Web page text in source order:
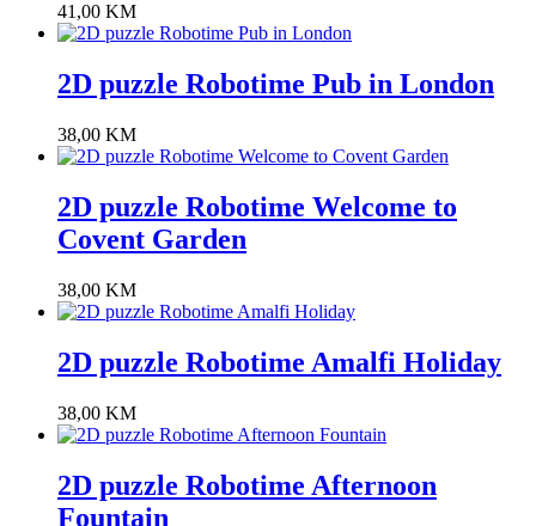
41,00 KM
2D puzzle Robotime Pub in London
38,00 KM
2D puzzle Robotime Welcome to
Covent Garden
38,00 KM
2D puzzle Robotime Amalfi Holiday
38,00 KM
2D puzzle Robotime Afternoon
Fountain